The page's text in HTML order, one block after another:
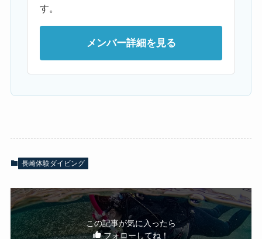
す。
メンバー詳細を見る
長崎体験ダイビング
この記事が気に入ったら
フォローしてね！